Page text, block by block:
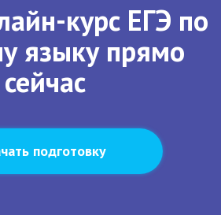
курс ЕГЭ по
языку прямо
сейчас
подготовку